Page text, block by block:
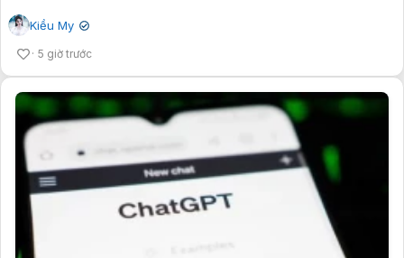
Kiều My ✔
5 giờ trước